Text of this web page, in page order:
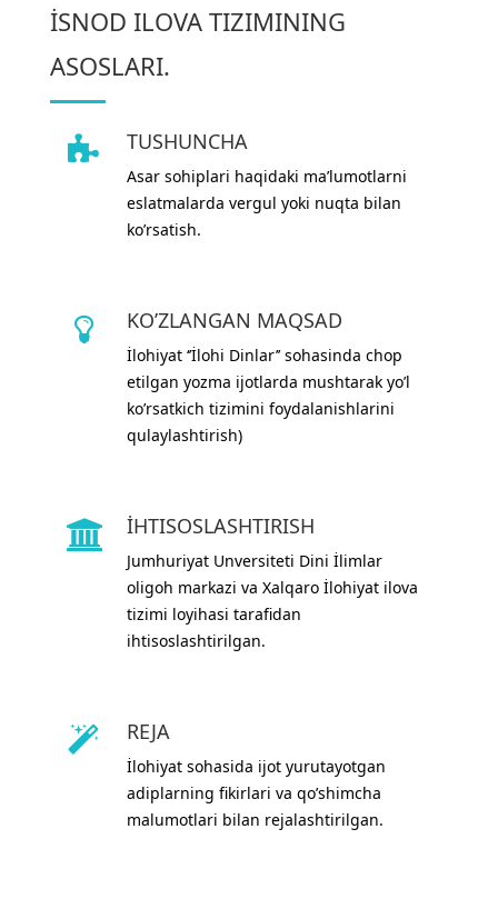
İSNOD ILOVA TIZIMINING
ASOSLARI.
TUSHUNCHA
Asar sohiplari haqidaki ma’lumotlarni
eslatmalarda vergul yoki nuqta bilan
ko’rsatish.
KO’ZLANGAN MAQSAD
İlohiyat ‘’İlohi Dinlar’’ sohasinda chop
etilgan yozma ijotlarda mushtarak yo’l
ko’rsatkich tizimini foydalanishlarini
qulaylashtirish)
İHTISOSLASHTIRISH
Jumhuriyat Unversiteti Dini İlimlar
oligoh markazi va Xalqaro İlohiyat ilova
tizimi loyihasi tarafidan
ihtisoslashtirilgan.
REJA
İlohiyat sohasida ijot yurutayotgan
adiplarning fikirlari va qo’shimcha
malumotlari bilan rejalashtirilgan.